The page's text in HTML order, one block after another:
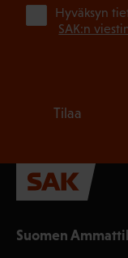
Suomen
Hyväksyn
SAK:n
Tilaa